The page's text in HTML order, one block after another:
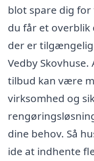
blot spare dig for
du får et overblik
der er
Vedby
tilbud kan være
virksomhed og
dine behov. Så
ide at indhente